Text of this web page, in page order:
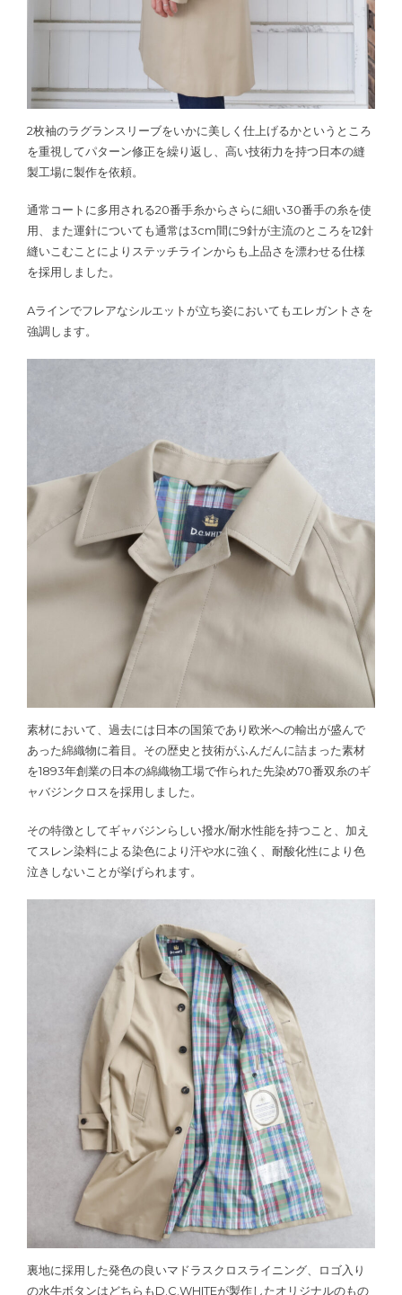
2枚袖のラグランスリーブをいかに美しく仕上げるかというところ
を重視してパターン修正を繰り返し、高い技術力を持つ日本の縫
製工場に製作を依頼。
通常コートに多用される20番手糸からさらに細い30番手の糸を使
用、また運針についても通常は3cm間に9針が主流のところを12針
縫いこむことによりステッチラインからも上品さを漂わせる仕様
を採用しました。
Aラインでフレアなシルエットが立ち姿においてもエレガントさを
強調します。
素材において、過去には日本の国策であり欧米への輸出が盛んで
あった綿織物に着目。その歴史と技術がふんだんに詰まった素材
を1893年創業の日本の綿織物工場で作られた先染め70番双糸のギ
ャバジンクロスを採用しました。
その特徴としてギャバジンらしい撥水/耐水性能を持つこと、加え
てスレン染料による染色により汗や水に強く、耐酸化性により色
泣きしないことが挙げられます。
裏地に採用した発色の良いマドラスクロスライニング、ロゴ入り
の水牛ボタンはどちらもD.C.WHITEが製作したオリジナルのもの